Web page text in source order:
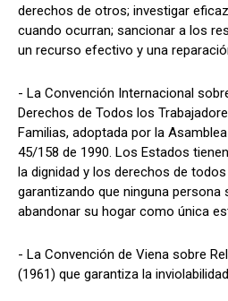
derechos de otros; investigar
cuando ocurran; sancionar a los
un recurso efectivo y una
- La Convención Internacional
Derechos de Todos los
Familias, adoptada por la
45/158 de 1990. Los Estados
la dignidad y los derechos de
garantizando que ninguna persona
abandonar su hogar como única
- La Convención de Viena sobre
(1961) que garantiza la